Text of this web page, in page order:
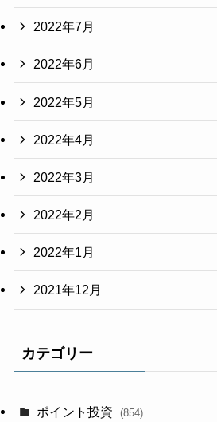
2022年7月
2022年6月
2022年5月
2022年4月
2022年3月
2022年2月
2022年1月
2021年12月
カテゴリー
ポイント投資 (854)